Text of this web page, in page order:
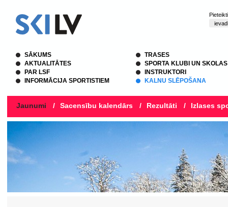
SĀKUMS
AKTUALITĀTES
PAR LSF
INFORMĀCIJA SPORTISTIEM
TRASES
SPORTA KLUBI UN SKOLAS
INSTRUKTORI
KALNU SLĒPOŠANA
Jaunumi / Sacensību kalendārs / Rezultāti / Izlases